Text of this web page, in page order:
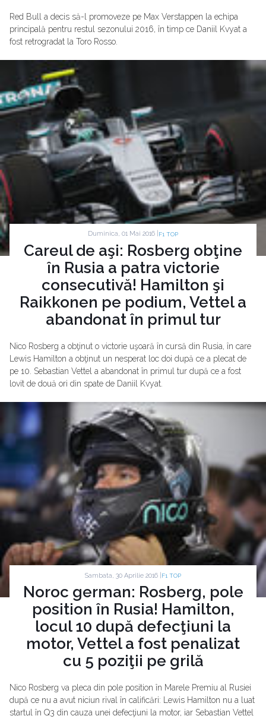
Red Bull a decis să-l promoveze pe Max Verstappen la echipa
principală pentru restul sezonului 2016, în timp ce Daniil Kvyat a
fost retrogradat la Toro Rosso.
Duminica, 01 Mai 2016 | F1 TOP
Careul de aşi: Rosberg obţine
în Rusia a patra victorie
consecutivă! Hamilton şi
Raikkonen pe podium, Vettel a
abandonat în primul tur
Nico Rosberg a obţinut o victorie uşoară în cursă din Rusia, în care
Lewis Hamilton a obţinut un nesperat loc doi după ce a plecat de
pe 10. Sebastian Vettel a abandonat în primul tur după ce a fost
lovit de două ori din spate de Daniil Kvyat.
Sambata, 30 Aprilie 2016 | F1 TOP
Noroc german: Rosberg, pole
position în Rusia! Hamilton,
locul 10 după defecţiuni la
motor, Vettel a fost penalizat
cu 5 poziţii pe grilă
Nico Rosberg va pleca din pole position în Marele Premiu al Rusiei
după ce nu a avut niciun rival în calificări: Lewis Hamilton nu a luat
startul în Q3 din cauza unei defecţiuni la motor, iar Sebastian Vettel